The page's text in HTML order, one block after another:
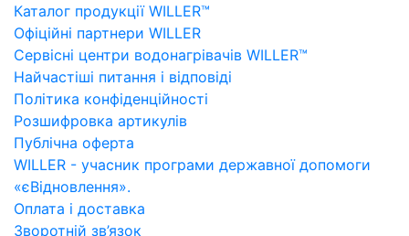
Каталог продукції WILLER™
Офіційні партнери WILLER
Сервісні центри водонагрівачів WILLER™
Найчастіші питання і відповіді
Політика конфіденційності
Розшифровка артикулів
Публічна оферта
WILLER - учасник програми державної допомоги
«єВідновлення».
Оплата і доставка
Зворотній зв’язок